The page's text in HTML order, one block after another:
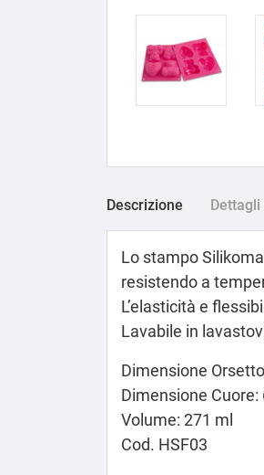
Descrizione
Lo stampo
resistendo a
L’elasticità e
Lavabile in
Dimensione
Dimensione
Volume: 271 ml
Cod. HSF03